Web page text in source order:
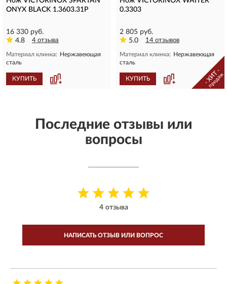
ONYX BLACK 1.3603.31P
16 330 руб.
4.8
4 отзыва
Материал клинка: Нержавеющая
сталь
КУПИТЬ
0.3303
2 805 руб.
5.0
14 отзывов
Материал клинка: Нержавеющая
сталь
КУПИТЬ - ХИТ -
продаж
Последние отзывы или
вопросы
4 отзыва
НАПИСАТЬ ОТЗЫВ ИЛИ ВОПРОС